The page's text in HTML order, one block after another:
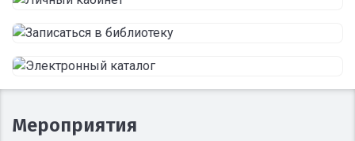
Мероприятия